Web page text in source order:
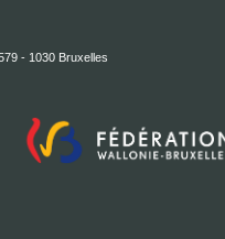
- 1030 Bruxelles